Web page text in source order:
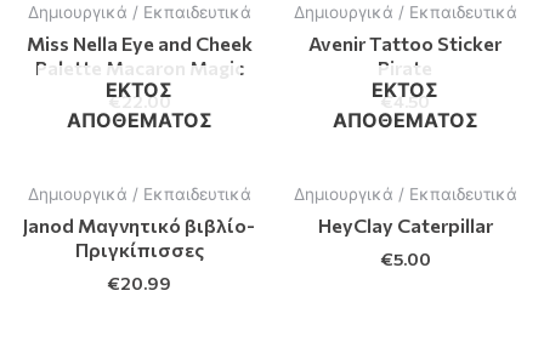
Δημιουργικά / Εκπαιδευτικά
Miss Nella Eye and Cheek
Palette Macaron Magic
€22.00
Δημιουργικά / Εκπαιδευτικά
Avenir Tattoo Sticker
Pirate
€4.50
ΕΚΤΌΣ
ΑΠΟΘΈΜΑΤΟΣ
Δημιουργικά / Εκπαιδευτικά
Janod Μαγνητικό βιβλίο-
Πριγκίπισσες
€20.99
ΕΚΤΌΣ
ΑΠΟΘΈΜΑΤΟΣ
Δημιουργικά / Εκπαιδευτικά
HeyClay Caterpillar
€5.00